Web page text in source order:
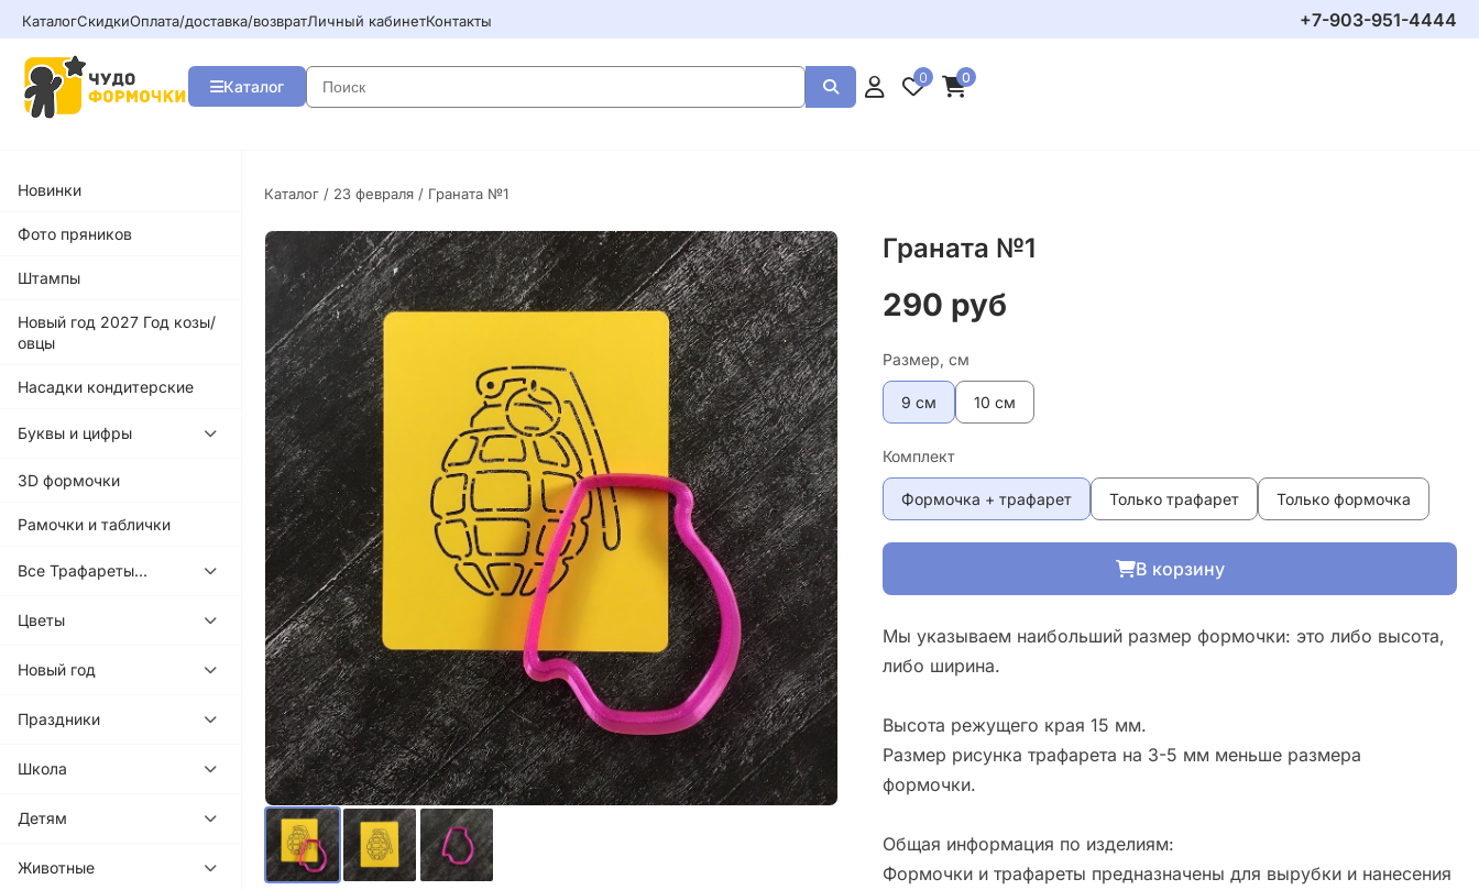
КаталогСкидкиОплата/доставка/возвратЛичный кабинетКонтакты +7-903-951-4444
Каталог
0 0
Новинки
Фото пряников
Штампы
Новый год 2027 Год козы/
овцы
Насадки кондитерские
Буквы и цифры
3D формочки
Рамочки и таблички
Все Трафареты...
Цветы
Новый год
Праздники
Школа
Детям
Животные
Каталог / 23 февраля / Граната №1
Граната №1
290 руб
Размер, см
9 см 10 см
Комплект
Формочка + трафарет Только трафарет Только формочка
В корзину
Мы указываем наибольший размер формочки: это либо высота,
либо ширина.
Высота режущего края 15 мм.
Размер рисунка трафарета на 3-5 мм меньше размера
формочки.
Общая информация по изделиям:
Формочки и трафареты предназначены для вырубки и нанесения